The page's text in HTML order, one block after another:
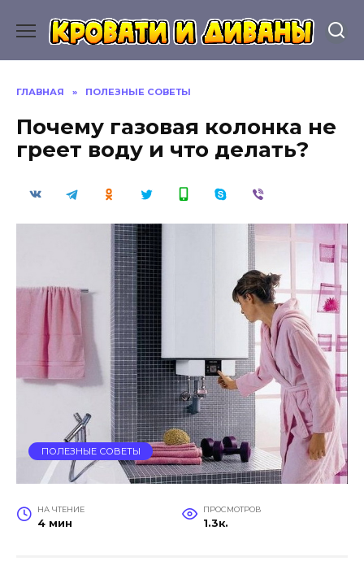
содержанию
ГЛАВНАЯ » ПОЛЕЗНЫЕ СОВЕТЫ
Почему газовая колонка не
греет воду и что делать?
ПОЛЕЗНЫЕ СОВЕТЫ
НА ЧТЕНИЕ
4 мин
ПРОСМОТРОВ
1.3к.